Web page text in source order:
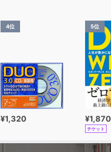
4位
¥1,320
5位
¥1,870
チケット